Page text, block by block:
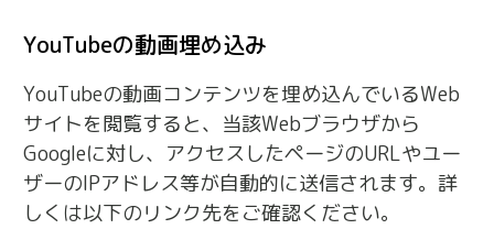
YouTubeの動画埋め込み
YouTubeの動画コンテンツを埋め込んでいるWeb
サイトを閲覧すると、当該Webブラウザから
Googleに対し、アクセスしたページのURLやユー
ザーのIPアドレス等が自動的に送信されます。詳
しくは以下のリンク先をご確認ください。